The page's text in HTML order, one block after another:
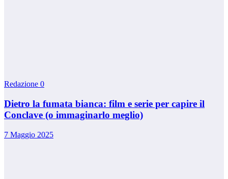
Redazione 0
Dietro la fumata bianca: film e serie per capire il
Conclave (o immaginarlo meglio)
7 Maggio 2025